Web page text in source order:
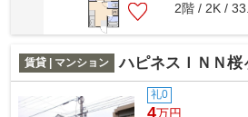
2階 / 2K /
賃貸 | マンション ハピネスＩＮＮ桜
礼0
4万円